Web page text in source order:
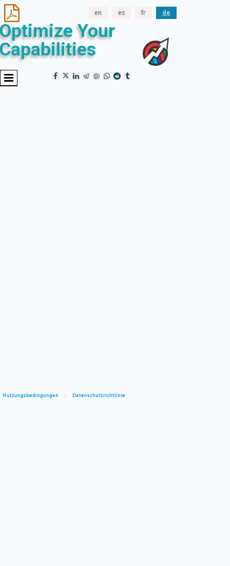
en es fr de
Your
Nutzungsbedingungen | Datenschutzrichtlinie
